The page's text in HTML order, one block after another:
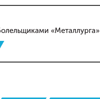
«Металлурга»